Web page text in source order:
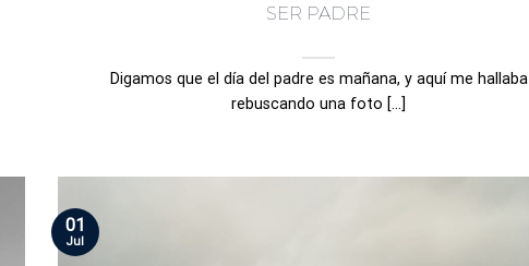
SER PADRE
Digamos que el día del padre es mañana, y aquí me hallaba
rebuscando una foto [...]
01
Jul